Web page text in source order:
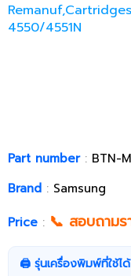
4550/4551N
Part number: BTN-
Brand : Samsung
Price : 📞 สอบถามร
🖨️ รุ่นเครื่องพิมพ์ที่ใช้ไ